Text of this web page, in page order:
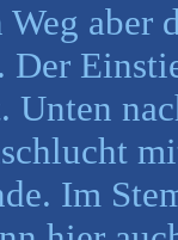
aber
Der
Unten
Im